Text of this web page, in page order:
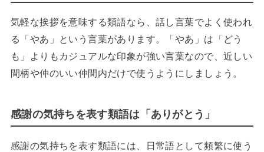
気軽な挨拶を意味する類語なら、話し言葉でよく使われ
る「やあ」という言葉があります。「やあ」は「どう
も」よりもカジュアルな印象が強い言葉なので、近しい
間柄や仲のいい仲間内だけで使うようにしましょう。
感謝の気持ちを表す類語は「ありがとう」
感謝の気持ちを表す類語には、日常語として頻繁に使う